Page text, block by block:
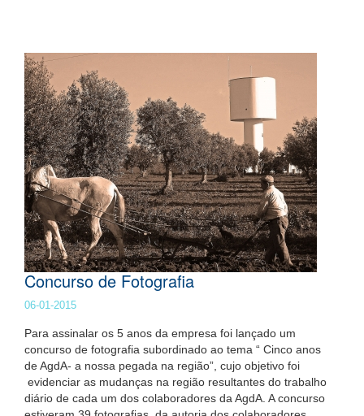
Concurso de Fotografia
06-01-2015
Para assinalar os 5 anos da empresa foi lançado um
concurso de fotografia subordinado ao tema “ Cinco anos
de AgdA- a nossa pegada na região”, cujo objetivo foi
evidenciar as mudanças na região resultantes do trabalho
diário de cada um dos colaboradores da AgdA. A concurso